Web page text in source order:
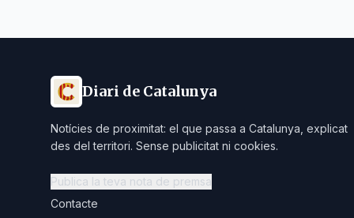
Diari de Catalunya
Notícies de proximitat: el que passa a Catalunya, explicat
des del territori. Sense publicitat ni cookies.
Publica la teva nota de premsa
Contacte